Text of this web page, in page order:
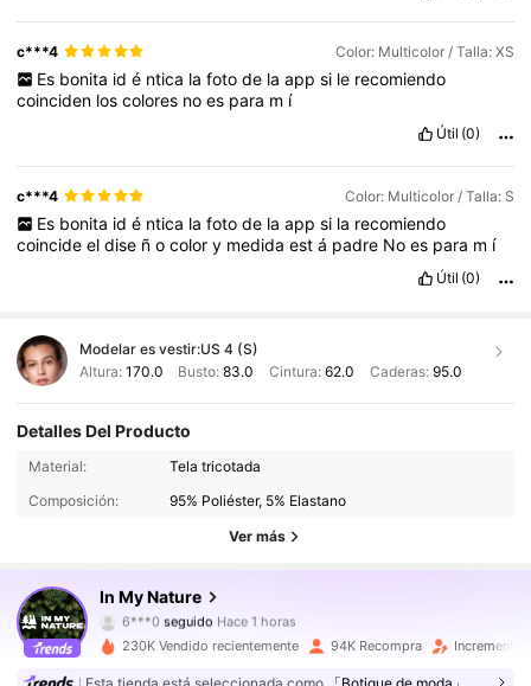
c***4 Color: Multicolor / Talla: XS
Es bonita id é ntica la foto de la app si le recomiendo
coinciden loscolores noes para m í
Útil (0)
c***4 Color: Multicolor / Talla: S
Es bonita id é ntica la foto de la app si la recomiendo
coincideeldise ñocolory medidaestá padre Noes para m í
Útil (0)
Modelar es vestir:US 4 (S)
Altura: 170.0 Busto:83.0 Cintura: 62.0 Caderas: 95.0
Detalles Del Producto
Material:
Tela tricotada
Composición:
95% Poliéster, 5% Elastano
Ver más
In My Nature
217K Seguidores
4.88 217K Seguidores
4.88 217K Seguidores
4.88 217K Seguidores
230K Vendido recientemente 94K Recompra Incremento